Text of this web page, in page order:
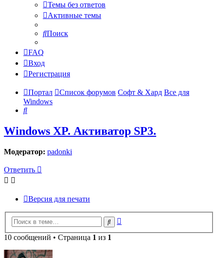
Темы без ответов
Активные темы
Поиск
FAQ
Вход
Регистрация
Портал Список форумов Софт & Хард Все для
Windows
Поиск
Windows XP. Активатор SP3.
Модератор: padonki
Ответить
Версия для печати
Поиск
10 сообщений • Страница 1 из 1